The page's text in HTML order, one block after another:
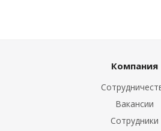
Компания
Вакансии
Сотрудники